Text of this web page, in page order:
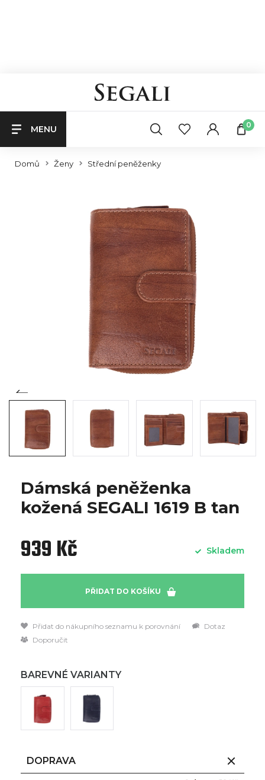
MENU 0
Domů Ženy Střední peněženky
Dámská peněženka
kožená SEGALI 1619 B tan
939 Kč Skladem
PŘIDAT DO KOŠÍKU
Přidat do nákupního seznamu k porovnání
Dotaz
Doporučit
BAREVNÉ VARIANTY
DOPRAVA